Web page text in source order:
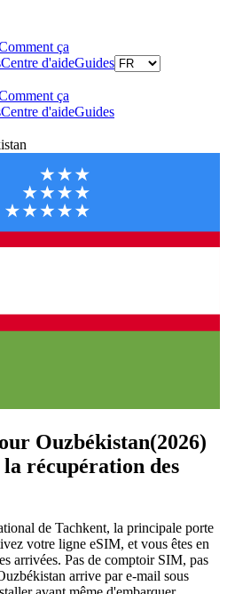
ça
Centre d'aideGuides
ça
Centre d'aideGuides
Ouzbékistan(2026)
récupération des
de Tachkent, la principale porte
votre ligne eSIM, et vous êtes en
arrivées. Pas de comptoir SIM, pas
arrive par e-mail sous